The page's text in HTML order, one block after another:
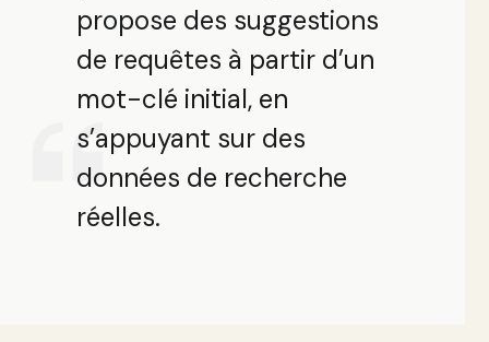
propose des suggestions
de requêtes à partir d’un
mot-clé initial, en
s’appuyant sur des
données de recherche
réelles.